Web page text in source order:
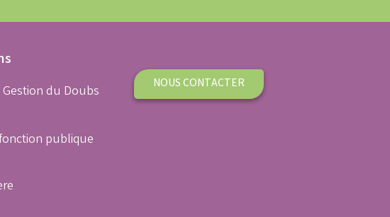
du Doubs
publique
NOUS CONTACTER